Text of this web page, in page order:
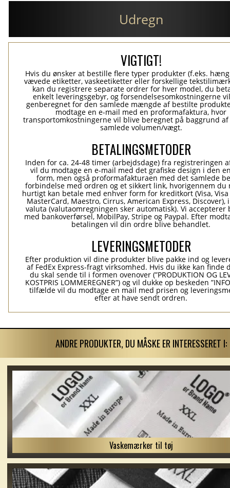
Udregn
VIGTIGT!
Hvis du ønsker at bestille flere typer produkter (f.eks.
vævede etiketter, vaskeetiketter eller forskellige
kan du registrere separate ordrer for hver model, du
enkelt leveringsgebyr, og forsendelsesomkostningerne
genberegnet for den samlede mængde af bestilte
modtage en e-mail med en proformafaktura, hvor
transportomkostningerne vil blive beregnet på baggrund af
samlede volumen/vægt.
BETALINGSMETODER
Inden for ca. 24-48 timer (arbejdsdage) fra registreringen
vil du modtage en e-mail med det grafiske design i den
form, men også proformafakturaen med det samlede
forbindelse med ordren og et sikkert link, hvorigennem du
hurtigt kan betale med enhver form for kreditkort (Visa, Visa
MasterCard, Maestro, Cirrus, American Express, Discover),
valuta (valutaomregningen sker automatisk). Vi accepterer
med bankoverførsel, MobilPay, Stripe og Paypal. Efter
betalingen vil din ordre blive behandlet.
LEVERINGSMETODER
Efter produktion vil dine produkter blive pakke ind og
af FedEx Express-fragt virksomhed. Hvis du ikke kan finde
du skal sende til i formen ovenover (”PRODUKTION OG
KOSTPRIS LOMMEREGNER”) og vil dukke op beskeden
tilfælde vil du modtage en mail med prisen og
efter at have sendt ordren.
ANDRE PRODUKTER, DU MÅSKE ER INTERESSERET I:
Vaskemærker til tøj